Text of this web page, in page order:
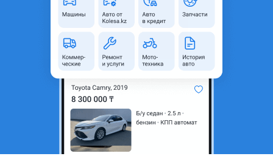
Алматы, Алматинская
область
Новая
Код запчасти
3163813101030,
316300813101030,
316300813101050, 741988
Да
Подходит на авто